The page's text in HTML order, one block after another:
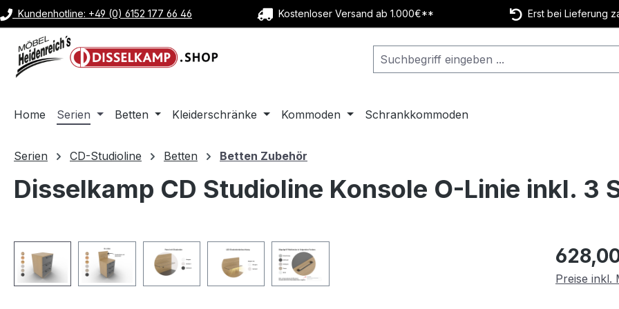
Hauptinhalt springen
Zur Suche springen
Zur Hauptnavigation springen
Kundenhotline: +49 (0) 6152 177 66 46 Kostenloser Versand ab 1.000€** Erst bei Lieferung
Home Serien Betten Kleiderschränke Kommoden Schrankkommoden
Serien CD-Studioline Betten Betten Zubehör
Disselkamp CD Studioline Konsole O-Linie inkl. 3
Bildergalerie überspringen Regulärer
Preise inkl.